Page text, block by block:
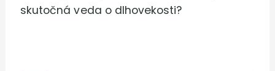
skutočná veda o dlhovekosti?